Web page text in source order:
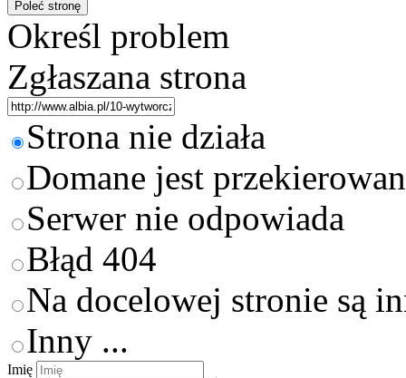
Określ problem
Zgłaszana strona
Strona nie działa
Domane jest
Serwer nie odpowiada
Błąd 404
Na docelowej stronie są
Inny ...
Imię